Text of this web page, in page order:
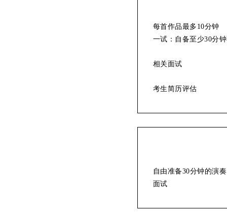
每首作品最多10分钟
一试：自备至少30分
相关面试
考生简历评估
自由准备30分钟的演
面试